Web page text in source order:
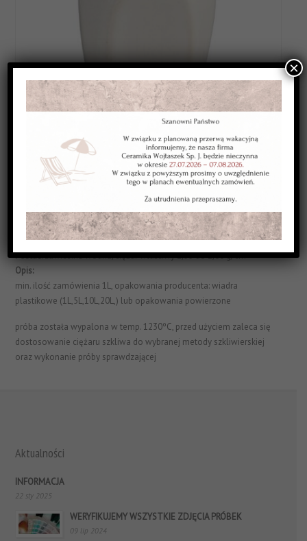
Category: SZKLIWA WYSOKOTOPLIWE 1220-1250*C
Kolor:białe
Typ:kryjące
Struktura Powierzchni:matowe i jednorodne
Postać:zawiesina wodna, ciężar właściwy 1,55 do 1,60 g/cm³
Opis:
min. ilość zamówienia 1L, opakowania producenta: wiadra
plastikowe (1L,5L,10L,20L,) lub opakowania powierzone
próba została wypalona w temp. 1230ºC, przed użyciem zaleca się
dostosowanie ciężaru szkliwa do wybranej metody szkliwierskiej
oraz wykonanie próby sprawdzającej
Aktualności
INFORMACJA
22 sty 2025
WERYFIKUJEMY WSZYSTKIE ZDJĘCIA PRÓBEK
09 lip 2024
×